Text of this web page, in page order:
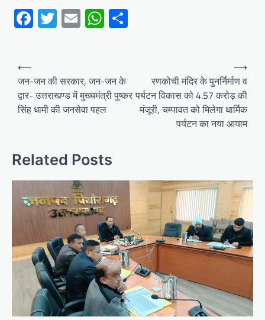
Facebook
Twitter
EmailWhatsApp
Post
navigation
⟵
जन-जन की सरकार, जन-जन के
द्वार- उत्तराखण्ड में मुख्यमंत्री पुष्कर
सिंह धामी की जनसेवा पहल
रणकोची मंदिर के पुनर्निर्माण व
पर्यटन विकास को 4.57 करोड़ की
मंजूरी, चम्पावत को मिलेगा धार्मिक
पर्यटन का नया आयाम
⟶
Related Posts